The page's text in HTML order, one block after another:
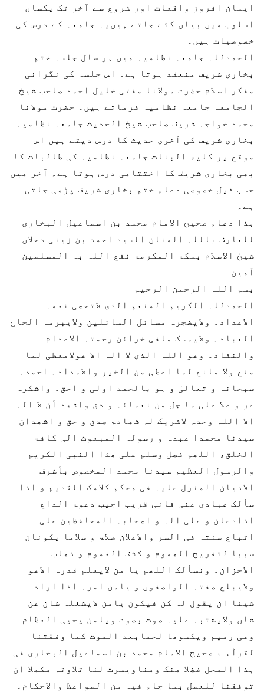
ایمان افروز واقعات اور شروع سے آخر تک یکساں
اسلوب میں بیان کئے جاتے ہیںیہ جامعہ کے درس کی
خصوصیات ہیں۔
الحمدللہ جامعہ نظامیہ میں ہر سال جلسہ ختم
بخاری شریف منعقد ہوتا ہے۔ اس جلسہ کی نگرانی
مفکر اسلام حضرت مولانا مفتی خلیل احمد صاحب شیخ
الجامعہ جامعہ نظامیہ فرماتے ہیں۔ حضرت مولانا
محمد خواجہ شریف صاحب شیخ الحدیث جامعہ نظامیہ
بخاری شریف کی آخری حدیث کا درس دیتے ہیں اس
موقع پر کلیۃ البنات جامعہ نظامیہ کی طالبات کا
بھی بخاری شریف کا اختتامی درس ہوتا ہے۔ آخر میں
حسب ذیل خصوصی دعاء ختم بخاری شریف پڑھی جاتی
ہے۔
ہذا دعاء صحیح الامام محمد بن اسماعیل البخاری
للعارف باللہ المنان السید احمد بن زینی دحلان
شیخ الاسلام بمکۃ المکرمۃ نفع اللہ بہ المسلمین
آمین
بسم اللہ الرحمن الرحیم
الحمدللہ الکریم المنعم الذی لاتحصی نعمہ
الاعداد۔ ولایضجرہ مسائل السائلین ولایبرمہ الحاح
العباد۔ ولایمسک مافی خزائن رحمتہ الاعدام
والنفاد۔ وھو اللہ الذی لا الہ الا ھولامعطی لما
منع ولا مانع لما اعطی من الخیر والامداد۔ احمدہ
سبحانہ و تعالیٰ و ہو بالحمد اولی و احق۔ واشکرہ
عز و علا علی ما جل من نعمائہ و دق واشھد أن لا الہ
الا اللہ وحدہ لاشریک لہ شھادۃ صدق و حق و اشھدان
سیدنا محمدا عبدہ و رسولہ المبعوث الی کافۃ
الخلق، اللھم فصل وسلم علی ھذا النبی الکریم
والرسول العظیم سیدنا محمد المخصوص بأشرف
الادیان المنزل علیہ فی محکم کلامک القدیم و اذا
سألک عبادی عنی فانی قریب اجیب دعوۃ الداع
اذادعان و علی الہ و اصحابہ المحافظین علی
اتباع سنتہ فی السر والاعلان صلاۃ و سلاما یکونان
سببا لتفریح الھموم و کشف الغموم و ذھاب
الاحزان۔ ونسألک اللھم یا من لایعلم قدرہ الاھو
ولایبلغ صفتہ الواصفون و یامن امرہ اذا اراد
شیئا ان یقول لہ کن فیکون یامن لایشغلہ شان عن
شان ولایشتبہ علیہ صوت بصوت ویامن یحیی العظام
وھی رمیم ویکسوھا لحمابعد الموت کما وفقتنا
لقرآء ۃ صحیح الامام محمد بن اسماعیل البخاری فی
ہذا المحل فضلا منک ومناویسرت لنا تلاوتہ مکملا ان
توفقنا للعمل بما جاء فیہ من المواعظ والاحکام۔